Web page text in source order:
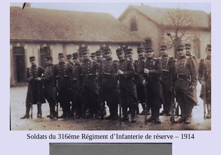
Soldats du 316ème Régiment d’Infanterie de réserve – 1914